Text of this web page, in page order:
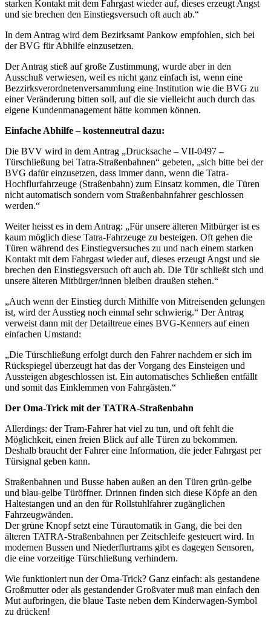
starken Kontakt mit dem Fahrgast wieder auf, dieses erzeugt Angst
und sie brechen den Einstiegsversuch oft auch ab.“
In dem Antrag wird dem Bezirksamt Pankow empfohlen, sich bei
der BVG für Abhilfe einzusetzen.
Der Antrag stieß auf große Zustimmung, wurde aber in den
Ausschuß verwiesen, weil es nicht ganz einfach ist, wenn eine
Bezzirksverordnetenversammlung eine Institution wie die BVG zu
einer Veränderung bitten soll, auf die sie vielleicht auch durch das
eigene Kundenmanagement hätte kommen können.
Einfache Abhilfe – kostenneutral dazu:
Die BVV wird in dem Antrag „Drucksache – VII-0497 –
Türschließung bei Tatra-Straßenbahnen“ gebeten, „sich bitte bei der
BVG dafür einzusetzen, dass immer dann, wenn die Tatra-
Hochflurfahrzeuge (Straßenbahn) zum Einsatz kommen, die Türen
nicht automatisch sondern vom Straßenbahnfahrer geschlossen
werden.“
Weiter heisst es in dem Antrag: „Für unsere älteren Mitbürger ist es
kaum möglich diese Tatra-Fahrzeuge zu besteigen. Oft gehen die
Türen während des Einstiegversuches zu und nach einem starken
Kontakt mit dem Fahrgast wieder auf, dieses erzeugt Angst und sie
brechen den Einstiegsversuch oft auch ab. Die Tür schließt sich und
unsere älteren Mitbürger/innen bleiben draußen stehen.“
„Auch wenn der Einstieg durch Mithilfe von Mitreisenden gelungen
ist, wird der Ausstieg noch einmal sehr schwierig.“ Der Antrag
verweist dann mit der Detailtreue eines BVG-Kenners auf einen
einfachen Umstand:
„Die Türschließung erfolgt durch den Fahrer nachdem er sich im
Rückspiegel überzeugt hat das der Vorgang des Einsteigen und
Aussteigen abgeschlossen ist. Ein automatisches Schließen entfällt
und somit das Einklemmen von Fahrgästen.“
Der Oma-Trick mit der TATRA-Straßenbahn
Allerdings: der Tram-Fahrer hat viel zu tun, und oft fehlt die
Möglichkeit, einen freien Blick auf alle Türen zu bekommen.
Deshalb braucht der Fahrer eine Information, die jeder Fahrgast per
Türsignal geben kann.
Straßenbahnen und Busse haben außen an den Türen grün-gelbe
und blau-gelbe Türöffner. Drinnen finden sich diese Köpfe an den
Haltestangen und an den für Rollstuhlfahrer zugänglichen
Fahrzeugwänden.
Der grüne Knopf setzt eine Türautomatik in Gang, die bei den
älteren TATRA-Straßenbahnen per Zeitschleife gesteuert wird. In
modernen Bussen und Niederflurtrams gibt es dagegen Sensoren,
die eine vorzeitige Türschließung verhindern.
Wie funktioniert nun der Oma-Trick? Ganz einfach: als gestandene
Großmutter oder als gestandender Großvater muß man einfach den
Mut aufbringen, die blaue Taste neben dem Kinderwagen-Symbol
zu drücken!